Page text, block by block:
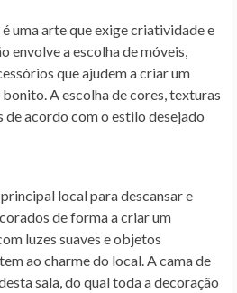
uma arte que exige criatividade e
envolve a escolha de móveis,
que ajudem a criar um
A escolha de cores, texturas
acordo com o estilo desejado
local para descansar e
de forma a criar um
luzes suaves e objetos
ao charme do local. A cama de
sala, do qual toda a decoração